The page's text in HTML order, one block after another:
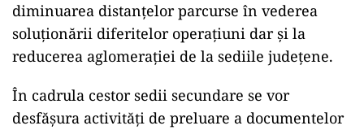
diminuarea distanțelor parcurse în vederea
soluționării diferitelor operațiuni dar și la
reducerea aglomerației de la sediile județene.
În cadrula cestor sedii secundare se vor
desfășura activități de preluare a documentelor